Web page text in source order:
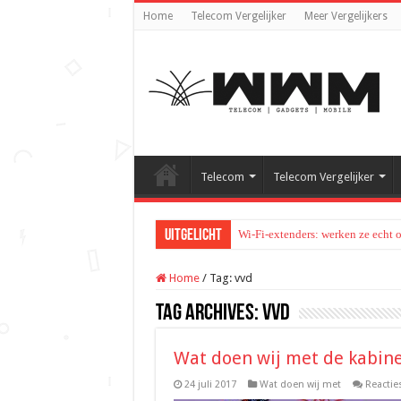
Home Telecom Vergelijker Meer Vergelijkers
Telecom Telecom Vergelijker
Uitgelicht Wi-Fi-extenders: werken ze echt
Home / Tag: vvd
Tag Archives:vvd
Wat doen wij met de
24 juli 2017 Wat doen wij met